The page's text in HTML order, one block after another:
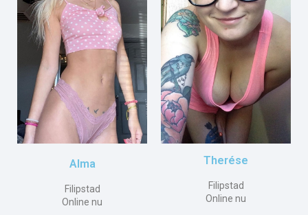
Alma
Filipstad
Online nu
Therése
Filipstad
Online nu